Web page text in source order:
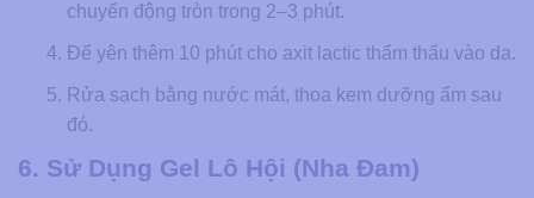
chuyển động tròn trong 2–3 phút.
Để yên thêm 10 phút cho axit lactic thẩm thấu vào da.
Rửa sạch bằng nước mát, thoa kem dưỡng ẩm sau
đó.
6. Sử Dụng Gel Lô Hội (Nha Đam)